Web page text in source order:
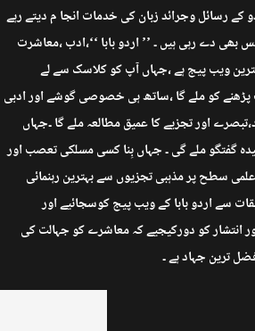
کے رسائل وجرائد زبان کی خدمات انجا م دیتے رہے
دے رہی ہیں ۔ ’’ اردو بابا ‘‘،ادب ،معاشرت
ویب پیج ہے ،جہاں آپ کو کلاسک سے لے
پڑھنے کو ملے گا ،ساتھ ہی خصوصی گوشے اور ادبی
اور تجزیے کا عمیق مطالعہ ملے گا ۔جہاں
گفتگو ملے گی ۔ جہاں بِنا کسی مسلکی تعصب اور
سطح پر مذہبی تجزیوں سے بہترین رہنمائی
سے اردو بابا کے ویب پیج کوسجائیے اور
انتشار کو دورکیجیے کہ معاشرے کو جہالت کی
ترین جہاد ہے ۔